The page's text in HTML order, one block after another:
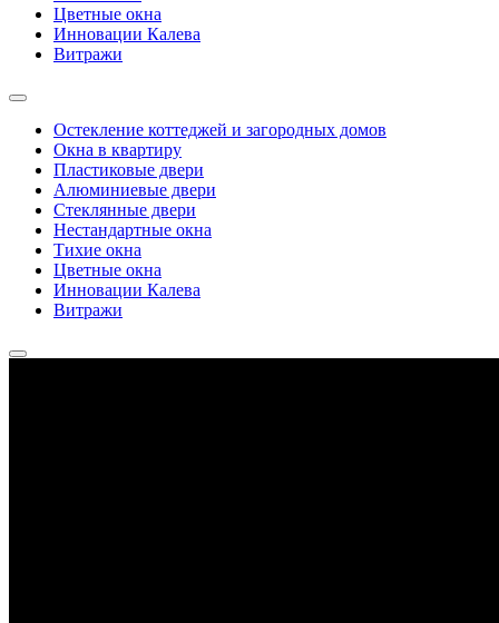
Цветные окна
Инновации Калева
Витражи
Остекление коттеджей и загородных домов
Окна в квартиру
Пластиковые двери
Алюминиевые двери
Стеклянные двери
Нестандартные окна
Тихие окна
Цветные окна
Инновации Калева
Витражи